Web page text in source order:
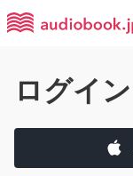
ログイン